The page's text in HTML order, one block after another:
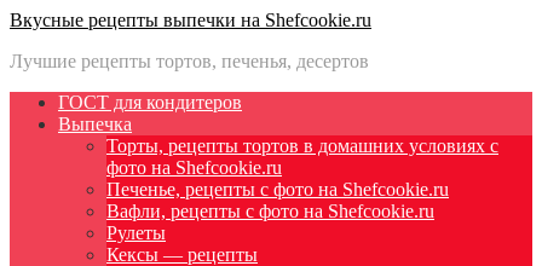
Вкусные рецепты выпечки на Shefcookie.ru
Лучшие рецепты тортов, печенья, десертов
ГОСТ для кондитеров
Выпечка
Торты, рецепты тортов в домашних условиях с
фото на Shefcookie.ru
Печенье, рецепты с фото на Shefcookie.ru
Вафли, рецепты с фото на Shefcookie.ru
Рулеты
Кексы — рецепты